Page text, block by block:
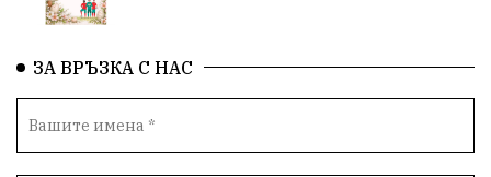
ЗА ВРЪЗКА С НАС